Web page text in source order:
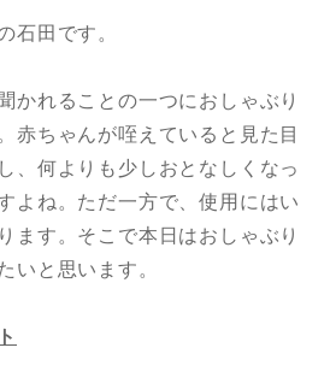
石田です。
かれることの一つにおしゃぶり
赤ちゃんが咥えていると見た目
、何よりも少しおとなしくなっ
よね。ただ一方で、使用にはい
ます。そこで本日はおしゃぶり
いと思います。